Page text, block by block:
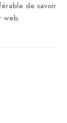
de savoir
web.